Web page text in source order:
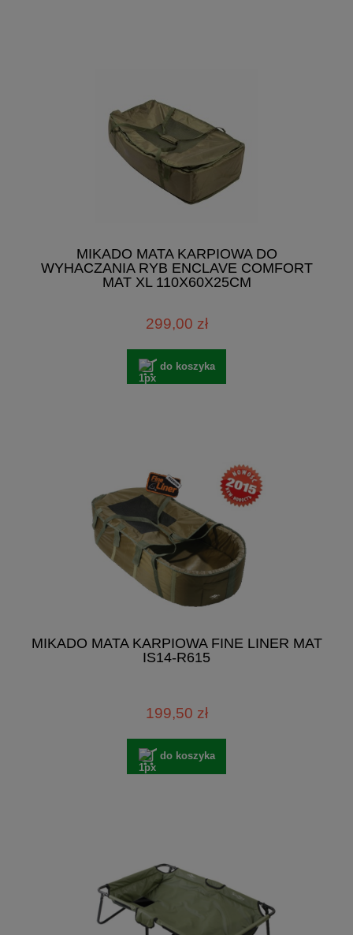
MIKADO MATA KARPIOWA DO
WYHACZANIA RYB ENCLAVE COMFORT
MAT XL 110X60X25CM
299,00 zł
do koszyka
MIKADO MATA KARPIOWA FINE LINER MAT
IS14-R615
199,50 zł
do koszyka